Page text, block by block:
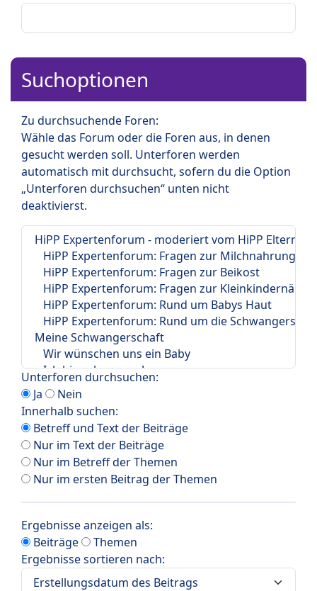
Suchoptionen
Zu durchsuchende Foren:
Wähle das Forum oder die Foren aus, in denen
gesucht werden soll. Unterforen werden
automatisch mit durchsucht, sofern du die Option
„Unterforen durchsuchen“ unten nicht
deaktivierst.
Unterforen durchsuchen:
Ja
Nein
Innerhalb suchen:
Betreff und Text der Beiträge
Nur im Text der Beiträge
Nur im Betreff der Themen
Nur im ersten Beitrag der Themen
Ergebnisse anzeigen als:
Beiträge
Themen
Ergebnisse sortieren nach: